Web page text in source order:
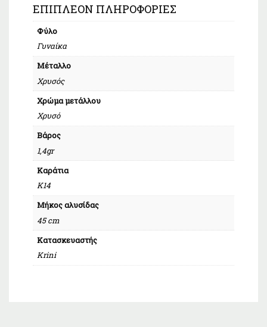
ΕΠΙΠΛΈΟΝ ΠΛΗΡΟΦΟΡΊΕΣ
Φύλο
Γυναίκα
Μέταλλο
Χρυσός
Χρώμα μετάλλου
Χρυσό
Βάρος
1,4gr
Καράτια
Κ14
Μήκος αλυσίδας
45 cm
Κατασκευαστής
Krini